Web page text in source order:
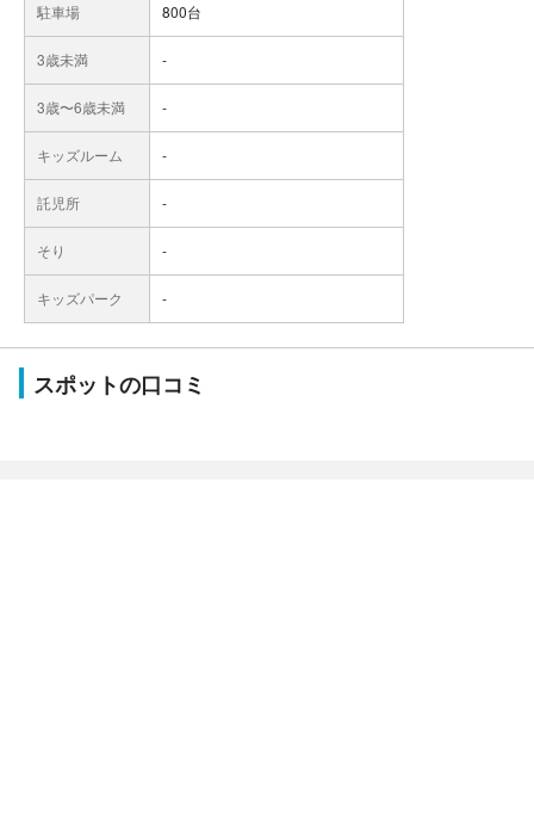
駐車場 800台
3歳未満 -
3歳〜6歳未満 -
キッズルーム -
託児所 -
そり -
キッズパーク -
スポットの口コミ